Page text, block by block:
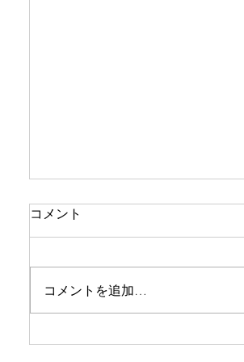
澤先生ありがとうございまし
くなりになったそうです💦 菅沼
孝三先生に続いてまたも先生が…
澤先生には本当にお世話になりま
コメント
コメントを追加…